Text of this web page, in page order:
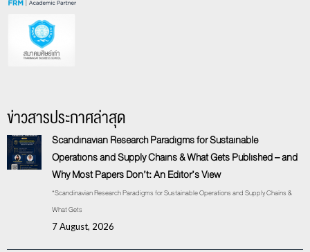
ข่าวสารประกาศล่าสุด
Scandinavian Research Paradigms for Sustainable
Operations and Supply Chains & What Gets Published – and
Why Most Papers Don’t: An Editor’s View
“Scandinavian Research Paradigms for Sustainable Operations and Supply Chains &
What Gets
7 August, 2026